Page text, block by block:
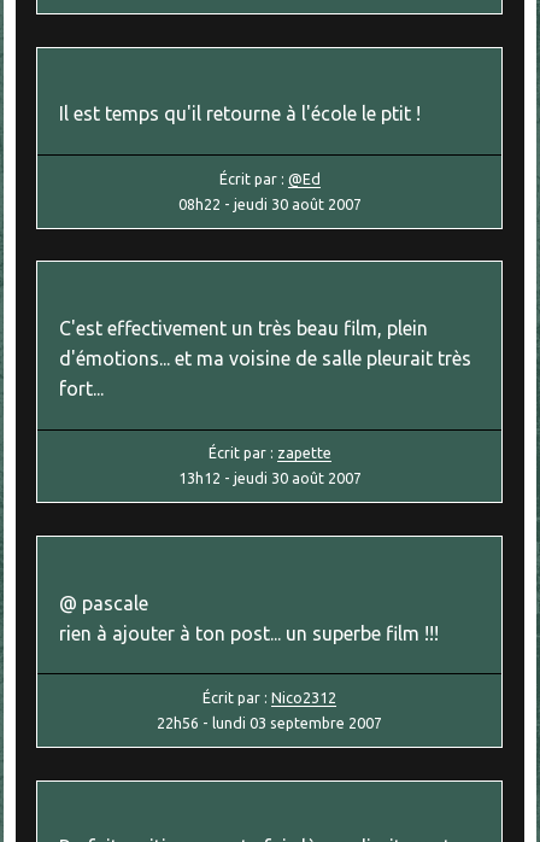
Il est temps qu'il retourne à l'école le ptit !
Écrit par : @Ed
08h22 - jeudi 30 août 2007
C'est effectivement un très beau film, plein
d'émotions... et ma voisine de salle pleurait très
fort...
Écrit par : zapette
13h12 - jeudi 30 août 2007
@ pascale
rien à ajouter à ton post... un superbe film !!!
Écrit par :Nico2312
22h56 - lundi 03 septembre 2007